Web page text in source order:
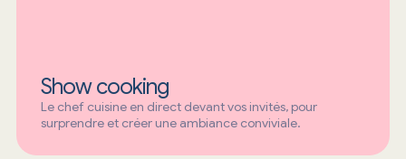
Show cooking
Le chef cuisine en direct devant vos invités, pour
surprendre et créer une ambiance conviviale.